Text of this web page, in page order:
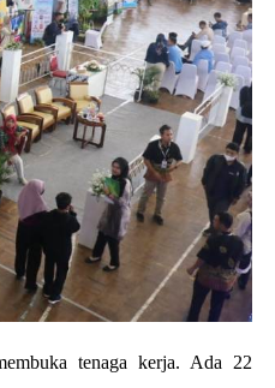
tenaga kerja. Ada 22